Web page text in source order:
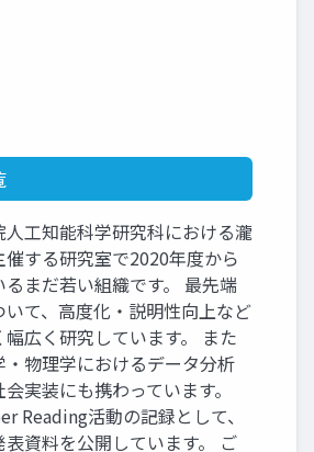
工知能科学研究科における瀧
する研究室で2020年度から
まだ若い組織です。 最先端
いて、高度化・説明性向上など
広く研究しています。 また
・物理学におけるデータ分析
実装にも携わっています。
Reading活動の記録として、
資料を公開しています。 ご